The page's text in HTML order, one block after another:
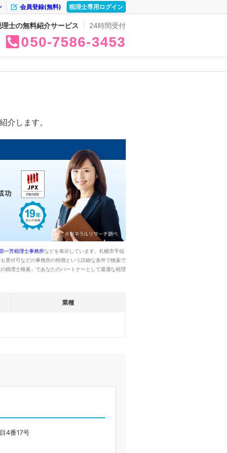
税理士専用ログイン
会員登録(無料)
理士の無料紹介サービス 24時間受付
050 7586 3453
介します。
一芳税理士事務所などを表示しています。札幌市手稲
受付可などの事務所の特徴という詳細な条件で検索で
税理士検索」であなたのパートナーとして最適な税理
業種
4番17号